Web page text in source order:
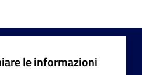
le informazioni